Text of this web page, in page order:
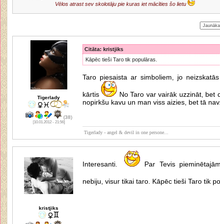
Vēlos atrast sev skolotāju pie kuras iet mācīties šo lietu
Tigerlady
(38)
[10.01.2012 - 21:56]
Citāta: kristjiks
Kāpēc tieši Taro tik populāras.
Taro piesaista ar simboliem, jo
kārtis
No Taro var vairāk uzzināt, bet
nopirkšu kavu un man viss aizies, bet tā
Tigerlady - angel & devil in one persone...
kristjiks
Interesanti. Par Tevis
nebiju, visur tikai taro. Kāpēc tieši Taro tik